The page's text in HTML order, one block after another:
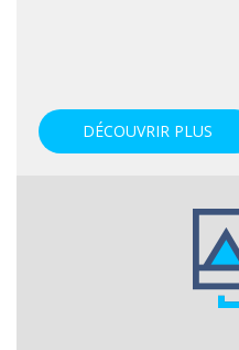
DÉCOUVRIR PLUS